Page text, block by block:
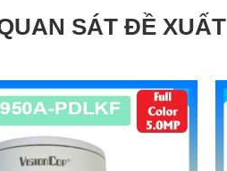
SÁT ĐỀ XUẤT